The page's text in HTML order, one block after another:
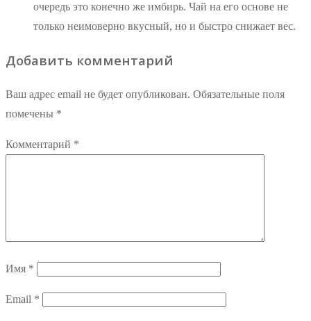
очередь это конечно же имбирь. Чай на его основе не
только неимоверно вкусный, но и быстро снижает вес.
Добавить комментарий
Ваш адрес email не будет опубликован. Обязательные поля
помечены *
Комментарий *
Имя *
Email *